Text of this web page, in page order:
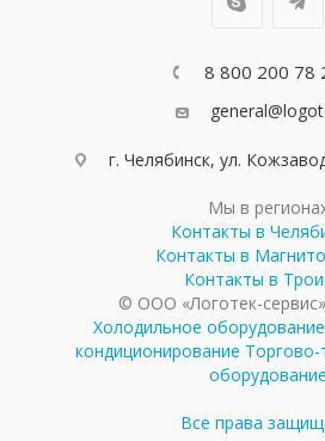
8 800 200 78
г. Челябинск, ул.
Мы в
Контакты в
Контакты в
Контакты в
© ООО «Логотек-
Холодильное оборудование
кондиционирование Торгово-
оборудование
Все права